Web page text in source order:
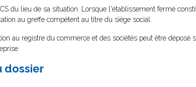
du lieu de sa situation. Lorsque l'établissement fermé
au greffe compétent au titre du siège social.
au registre du commerce et des sociétés peut être déposé
dossier